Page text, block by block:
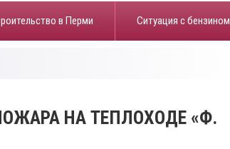
в Перми ​Ситуация с бензином
НА ТЕПЛОХОДЕ «Ф.